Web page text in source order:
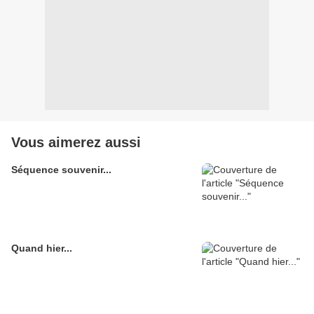
Vous aimerez aussi
Séquence souvenir...
Quand hier...